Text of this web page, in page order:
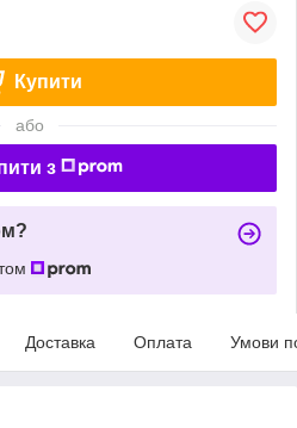
Купити
або
з
Доставка Оплата Умови